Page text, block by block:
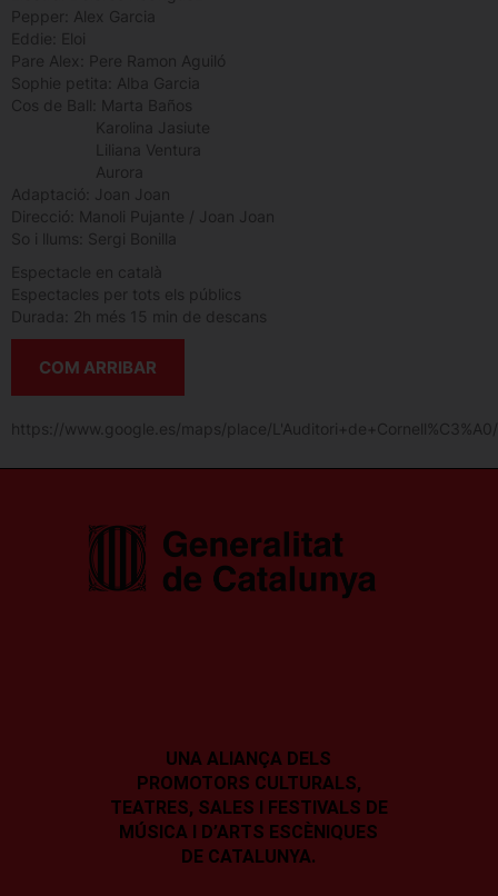
Pepper: Alex Garcia
Eddie: Eloi
Pare Alex: Pere Ramon Aguiló
Sophie petita: Alba Garcia
Cos de Ball: Marta Baños
Karolina Jasiute
Liliana Ventura
Aurora
Adaptació: Joan Joan
Direcció: Manoli Pujante / Joan Joan
So i llums: Sergi Bonilla
Espectacle en català
Espectacles per tots els públics
Durada: 2h més 15 min de descans
COM ARRIBAR
https://www.google.es/maps/place/
UNA ALIANÇA DELS
PROMOTORS CULTURALS,
TEATRES, SALES I FESTIVALS DE
MÚSICA I D’ARTS ESCÈNIQUES
DE CATALUNYA.